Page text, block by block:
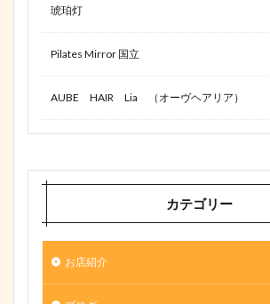
琥珀灯
Pilates Mirror 国立
AUBE HAIR Lia （オーヴヘアリア）
カテゴリー
お店紹介